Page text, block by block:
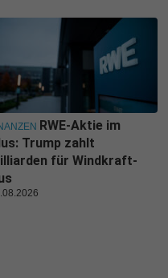
RWE-Aktie im
Trump zahlt
für Windkraft-